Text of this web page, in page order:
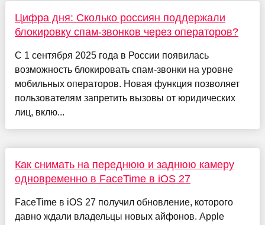
Цифра дня: Сколько россиян поддержали
блокировку спам-звонков через операторов?
С 1 сентября 2025 года в России появилась
возможность блокировать спам-звонки на уровне
мобильных операторов. Новая функция позволяет
пользователям запретить вызовы от юридических
лиц, вклю...
Как снимать на переднюю и заднюю камеру
одновременно в FaceTime в iOS 27
FaceTime в iOS 27 получил обновление, которого
давно ждали владельцы новых айфонов. Apple